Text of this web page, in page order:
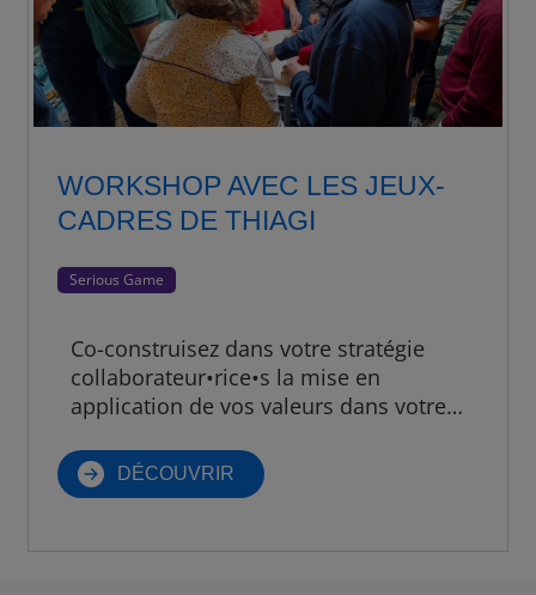
WORKSHOP AVEC LES JEUX-
CADRES DE THIAGI
Serious Game
Co-construisez dans votre stratégie
collaborateur•rice•s la mise en
application de vos valeurs dans votre
motivation est de contribuer à rendre
cette réflexion d’équipe [...]
DÉCOUVRIR